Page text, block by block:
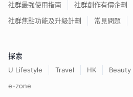
社群最強使用指南
社群創作有價企劃
社群焦點功能及升級計劃
常見問題
探索
U Lifestyle Travel HK Beauty
e-zone